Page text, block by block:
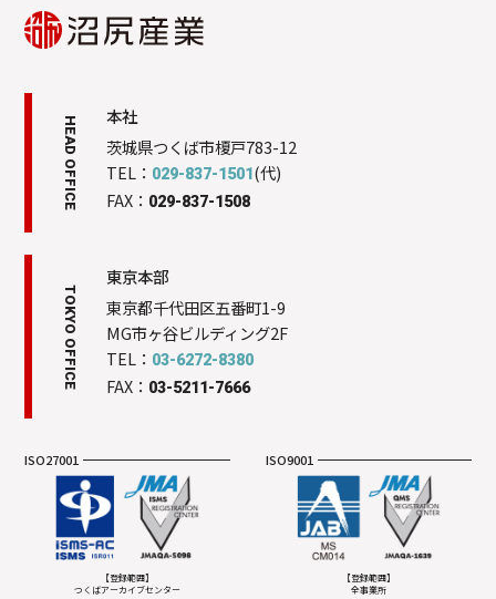
HEAD OFFICE
本社
茨城県つくば市榎戸783-12
TEL： 029-837-1501(代)
FAX： 029-837-1508
TOKYO OFFICE
東京本部
東京都千代田区五番町1-9
MG市ヶ谷ビルディング2F
TEL： 03-6272-8380
FAX： 03-5211-7666
ISO27001
【登録範囲】
つくばアーカイブセンター
ISO9001
【登録範囲】
全事業所